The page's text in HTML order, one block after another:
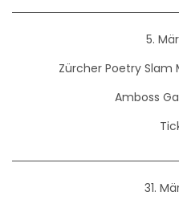
5.
Zürcher Poetry
Amboss
31.